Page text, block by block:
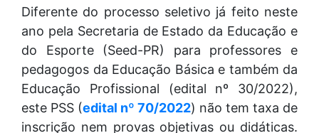
Diferente do processo seletivo já feito neste
ano pela Secretaria de Estado da Educação e
do Esporte (Seed-PR) para professores e
pedagogos da Educação Básica e também da
Educação Profissional (edital nº 30/2022),
este PSS (edital nº 70/2022) não tem taxa de
inscrição nem provas objetivas ou didáticas.